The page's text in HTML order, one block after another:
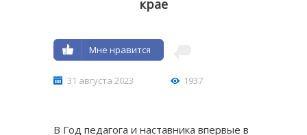
крае
Мне нравится
31 августа 2023 1937
В Год педагога и наставника впервые в